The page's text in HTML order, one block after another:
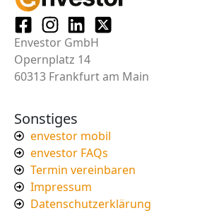
Envestor GmbH
Opernplatz 14
60313 Frankfurt am Main
Sonstiges
envestor mobil
envestor FAQs
Termin vereinbaren
Impressum
Datenschutzerklärung